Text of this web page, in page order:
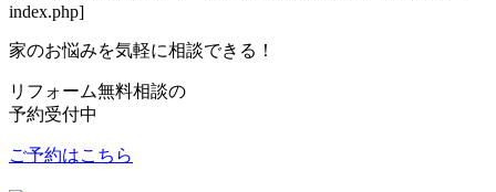
index.php]
家のお悩みを気軽に相談できる！
リフォーム無料相談の
予約受付中
ご予約はこちら